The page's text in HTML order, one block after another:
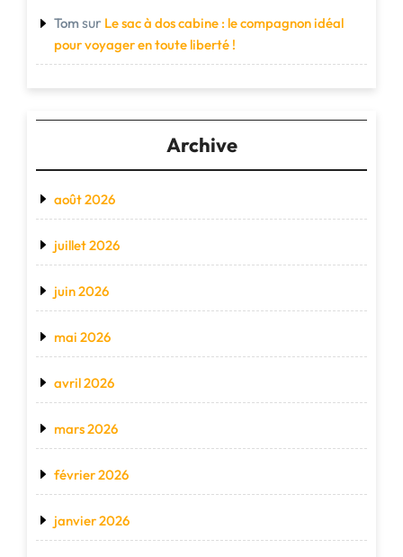
Tom sur Le sac à dos cabine : le compagnon idéal
pour voyager en toute liberté !
Archive
août 2026
juillet 2026
juin 2026
mai 2026
avril 2026
mars 2026
février 2026
janvier 2026